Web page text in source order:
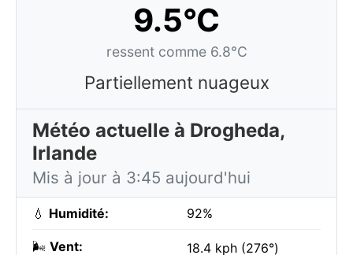
9.5°C
ressent comme 6.8°C
Partiellement nuageux
Météo actuelle à Drogheda,
Irlande
Mis à jour à 3:45 aujourd'hui
💧 Humidité: 92%
🌬️ Vent: 18.4 kph (276°)